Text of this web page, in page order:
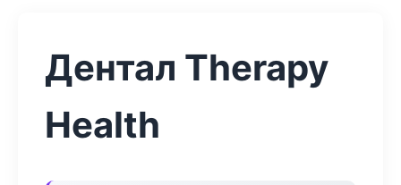
Дентал Therapy
Health